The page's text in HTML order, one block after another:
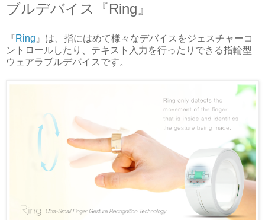
ブルデバイス『Ring』
『Ring 』は、指にはめて様々なデバイスをジェスチャーコ
ントロールしたり、テキスト入力を行ったりできる指輪型
ウェアラブルデバイスです。